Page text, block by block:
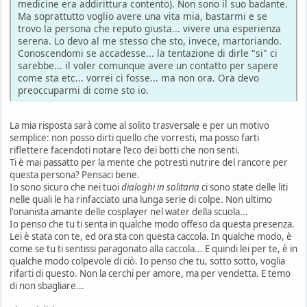
medicine era addirittura contento). Non sono il suo badante.
Ma soprattutto voglio avere una vita mia, bastarmi e se
trovo la persona che reputo giusta... vivere una esperienza
serena. Lo devo al me stesso che sto, invece, martoriando.
Conoscendomi se accadesse... la tentazione di dirle "si" ci
sarebbe... il voler comunque avere un contatto per sapere
come sta etc... vorrei ci fosse... ma non ora. Ora devo
preoccuparmi di come sto io.
La mia risposta sarà come al solito trasversale e per un motivo
semplice: non posso dirti quello che vorresti, ma posso farti
riflettere facendoti notare l'eco dei botti che non senti.
Ti è mai passatto per la mente che potresti nutrire del rancore per
questa persona? Pensaci bene.
Io sono sicuro che nei tuoidialoghi in solitariaci sono state delle liti
nelle quali le ha rinfacciato una lunga serie di colpe. Non ultimo
l'onanista amante delle cosplayer nel water della scuola...
Io penso che tu ti senta in qualche modo offeso da questa presenza.
Lei è stata con te, ed ora sta con questa caccola. In qualche modo, è
come se tu ti sentissi paragonato alla caccola... E quindi lei per te, è in
qualche modo colpevole di ciò. Io penso che tu, sotto sotto, voglia
rifarti di questo. Non la cerchi per amore, ma per vendetta. E temo
di non sbagliare...